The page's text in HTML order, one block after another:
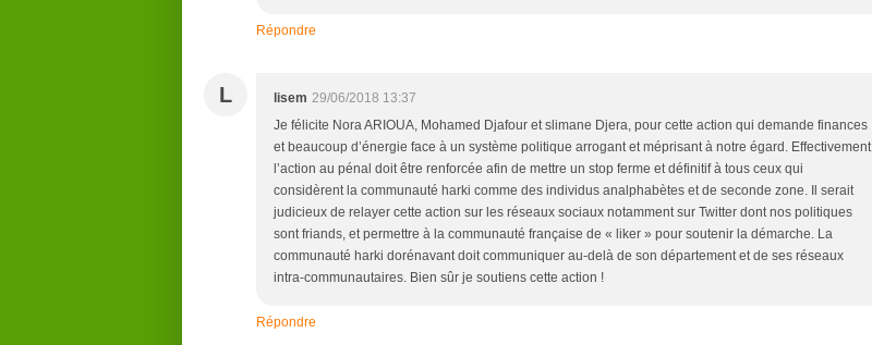
Répondre
L lisem 29/06/2018 13:37
Je félicite Nora ARIOUA, Mohamed Djafour et slimane Djera, pour cette action qui demande finances
et beaucoup d’énergie face à un système politique arrogant et méprisant à notre égard. Effectivement
l’action au pénal doit être renforcée afin de mettre un stop ferme et définitif à tous ceux qui
considèrent la communauté harki comme des individus analphabètes et de seconde zone. Il serait
judicieux de relayer cette action sur les réseaux sociaux notamment sur Twitter dont nos politiques
sont friands, et permettre à la communauté française de « liker » pour soutenir la démarche. La
communauté harki dorénavant doit communiquer au-delà de son département et de ses réseaux
intra-communautaires. Bien sûr je soutiens cette action !
Répondre